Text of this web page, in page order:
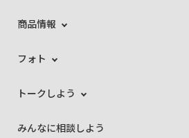
商品情報
フォト
トークしよう
みんなに相談しよう